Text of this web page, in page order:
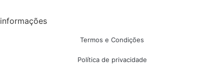
informações
Termos e Condições
Política de privacidade